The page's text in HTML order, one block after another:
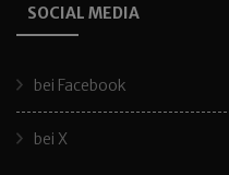
SOCIAL MEDIA
bei Facebook
bei X